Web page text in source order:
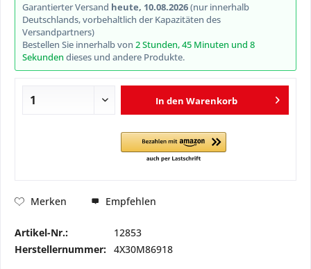
Garantierter Versand heute, 10.08.2026(nur innerhalb
Deutschlands, vorbehaltlich der Kapazitäten des
Versandpartners)
Bestellen Sie innerhalb von 2 Stunden, 45 Minuten und 8
Sekunden dieses und andere Produkte.
In den Warenkorb
Merken Empfehlen
Artikel-Nr.:
12853
Herstellernummer: 4X30M86918